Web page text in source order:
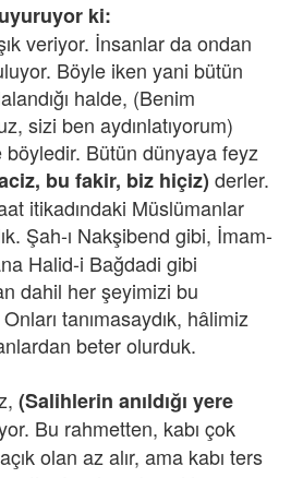
ki:
veriyor. İnsanlar da ondan
Böyle iken yani bütün
halde, (Benim
sizi ben aydınlatıyorum)
Bütün dünyaya feyz
bu fakir, biz hiçiz) derler.
itikadındaki Müslümanlar
Şah-ı Nakşibend gibi, İmam-
Halid-i Bağdadi gibi
dahil her şeyimizi bu
tanımasaydık, hâlimiz
beter olurduk.
(Salihlerin anıldığı yere
Bu rahmetten, kabı çok
olan az alır, ama kabı ters